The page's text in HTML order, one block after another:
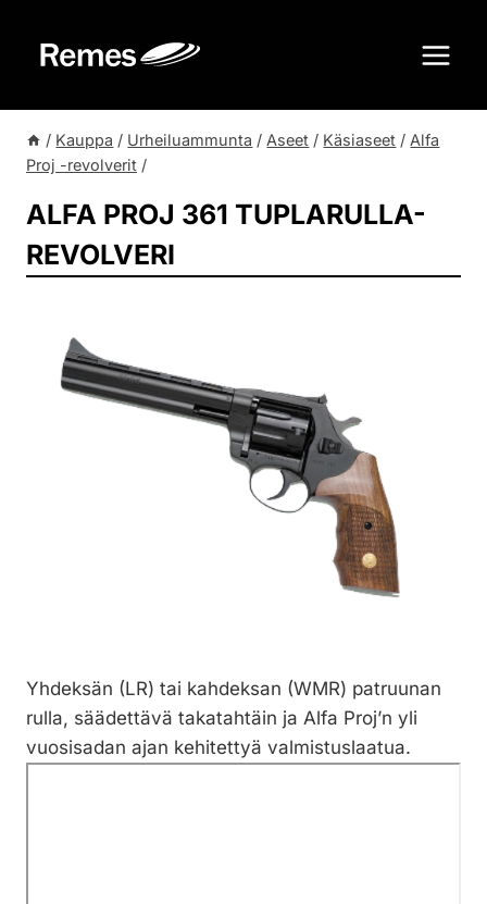
sisältöön
/ Kauppa / Urheiluammunta / Aseet / Käsiaseet / Alfa
Proj -revolverit /
ALFA PROJ 361 TUPLARULLA-
REVOLVERI
Yhdeksän (LR) tai kahdeksan (WMR) patruunan
rulla, säädettävä takatahtäin ja Alfa Proj’n yli
vuosisadan ajan kehitettyä valmistuslaatua.